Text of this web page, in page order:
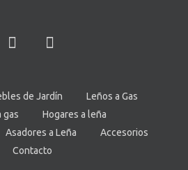
de Jardín
Leños a Gas
gas
Hogares a leña
Asadores a Leña
Accesorios
Contacto